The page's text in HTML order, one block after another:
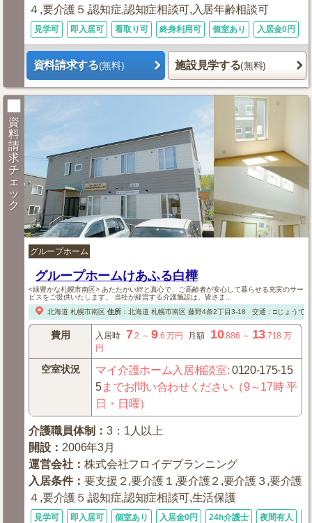
４,要介護５,認知症,認知症相談可,入居年齢相談可
見学可 即入居可 看取り可 終身利用可 個室あり 入居金0円
資料請求する(無料) 施設見学する(無料)
資
料
請
求
チ
ェ
ッ
ク
グループホーム
グループホームけあふる白樺
<緑豊かな札幌市南区> あたたかい絆と真心で、ご高齢者が安心して暮らせる充実のサー
ビスをご提供いたします。 当社が経営する介護施設は、皆さま...
北海道 札幌市南区 住所： 北海道 札幌市南区藤野4条2丁目3-18 交通：□じょうて
費用 入居時 7 .2 ～9.6 万円 月額 10.886 ～ 13 .718 万
円
空室状況 マイ介護ホーム入居相談室:0120-175-15
5までお問い合わせください（9～17時 平
日・日曜）
介護職員体制 ：3：1人以上
開設 ： 2006年3月
運営会社 ：株式会社フロイデプランニング
入居条件：要支援２,要介護１,要介護２,要介護３,要介護
４,要介護５,認知症,認知症相談可,生活保護
見学可 即入居可 個室あり 入居金0円 24h介護士 夜間有人